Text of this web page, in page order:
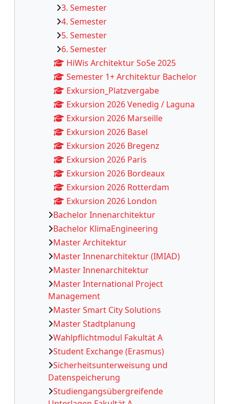
3. Semester
4. Semester
5. Semester
6. Semester
HiWis Architektur SoSe 2025
Semester 1+ Architektur Bachelor
Exkursion_Platzvergabe
Exkursion 2026 Venedig / Laguna
Exkursion 2026 Marseille
Exkursion 2026 Basel
Exkursion 2026 Bregenz
Exkursion 2026 Paris
Exkursion 2026 Bordeaux
Exkursion 2026 Rotterdam
Exkursion 2026 London
Bachelor Innenarchitektur
Bachelor KlimaEngineering
Master Architektur
Master Innenarchitektur (IMIAD)
Master Innenarchitektur
Master International Project
Management
Master Smart City Solutions
Master Stadtplanung
Wahlpflichtmodul Fakultät A
Student Exchange (Erasmus)
Sicherheitsunterweisung und
Datenspeicherung
Studiengangsübergreifende